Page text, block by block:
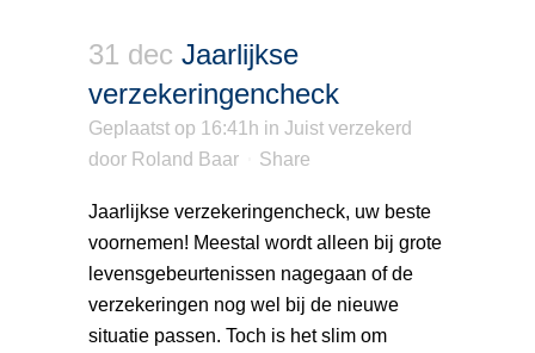
31 dec Jaarlijkse
verzekeringencheck
Geplaatst op 16:41h in Juist verzekerd
door Roland Baar Share
Jaarlijkse verzekeringencheck, uw beste
voornemen! Meestal wordt alleen bij grote
levensgebeurtenissen nagegaan of de
verzekeringen nog wel bij de nieuwe
situatie passen. Toch is het slim om